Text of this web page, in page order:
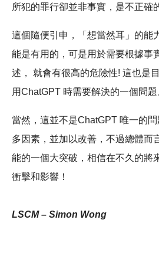
所犯的罪行卻並非事實，是不正確
這個隨便引申，「想當然耳」的能
能是有用的，可是用於需要根據事
述， 就會有很高的危險性! 這也是
用ChatGPT 時需要解決的一個問題
當然，這並不是ChatGPT 唯一的
多因素，並加以改善，不過總體而
能的一個大突破，相信在不久的將
衝擊和影響！
LSCM – Simon Wong